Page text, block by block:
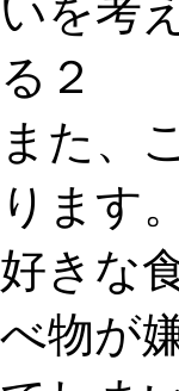
また、
ります
好きな
べ物が